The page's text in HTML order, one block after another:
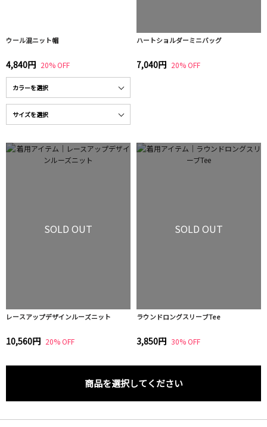
ウール混ニット帽
4,840円 20% OFF
ハートショルダーミニバッグ
7,040円 20% OFF
SOLD OUT
レースアップデザインルーズニット
10,560円 20% OFF
SOLD OUT
ラウンドロングスリーブTee
3,850円 30% OFF
商品を選択してください